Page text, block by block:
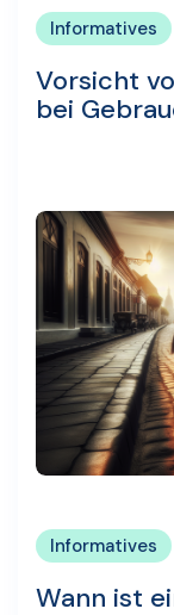
Informatives
Vorsicht
bei
Informatives
Wann ist